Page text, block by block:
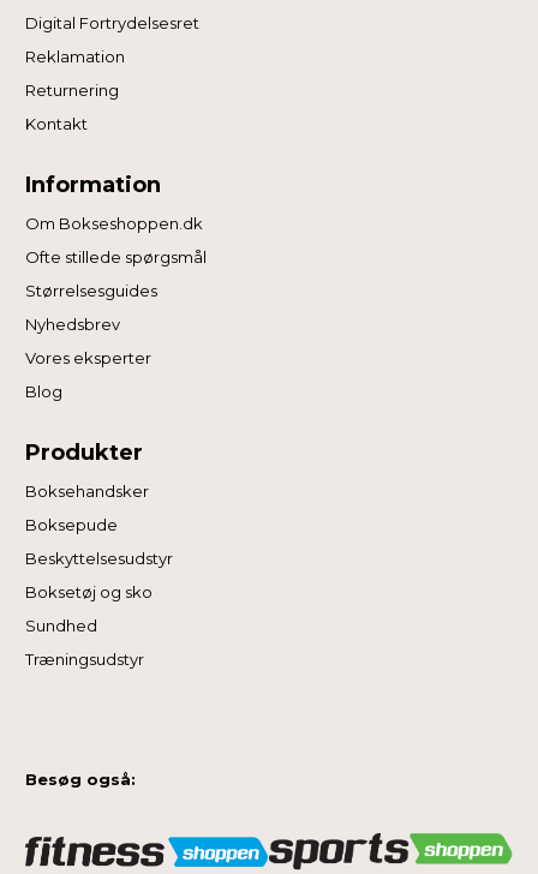
Digital Fortrydelsesret
Reklamation
Returnering
Kontakt
Information
Om Bokseshoppen.dk
Ofte stillede spørgsmål
Størrelsesguides
Nyhedsbrev
Vores eksperter
Blog
Produkter
Boksehandsker
Boksepude
Beskyttelsesudstyr
Boksetøj og sko
Sundhed
Træningsudstyr
Besøg også: